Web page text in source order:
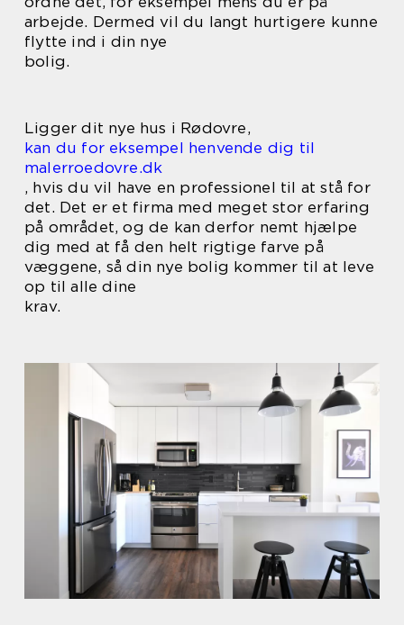
arbejde. Dermed vil du langt hurtigere kunne
flytte ind i din nye
bolig.
Ligger dit nye hus i Rødovre,
kan du for eksempel henvende dig til
malerroedovre.dk
, hvis du vil have en professionel til at stå for
det. Det er et firma med meget stor erfaring
på området, og de kan derfor nemt hjælpe
dig med at få den helt rigtige farve på
væggene, så din nye bolig kommer til at leve
op til alle dine
krav.